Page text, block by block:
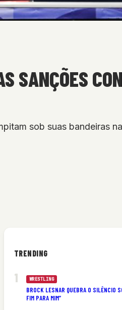
SANÇÕES
sob suas bandeiras
TRENDING
WRESTLING
BROCK LESNAR QUEBRA O SILÊNCIO
FIM PARA MIM”